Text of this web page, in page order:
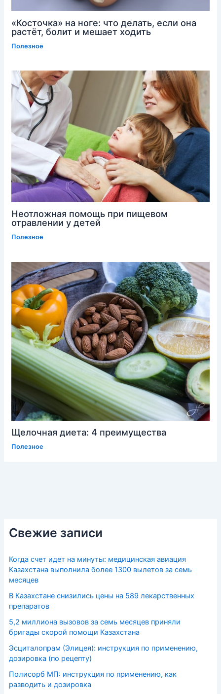
«Косточка» на ноге: что делать, если она
растёт, болит и мешает ходить
Полезное
Неотложная помощь при пищевом
отравлении у детей
Полезное
Щелочная диета: 4 преимущества
Полезное
Свежие записи
Когда счет идет на минуты: медицинская авиация
Казахстана выполнила более 1300 вылетов за семь
месяцев
В Казахстане снизились цены на 589 лекарственных
препаратов
5,2 миллиона вызовов за семь месяцев приняли
бригады скорой помощи Казахстана
Эсциталопрам (Элицея): инструкция по применению,
дозировка (по рецепту)
Полисорб МП: инструкция по применению, как
разводить и дозировка